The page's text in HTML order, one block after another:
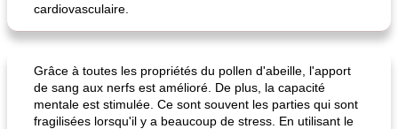
cardiovasculaire.
Grâce à toutes les propriétés du pollen d'abeille, l'apport
de sang aux nerfs est amélioré. De plus, la capacité
mentale est stimulée. Ce sont souvent les parties qui sont
fragilisées lorsqu'il y a beaucoup de stress. En utilisant le